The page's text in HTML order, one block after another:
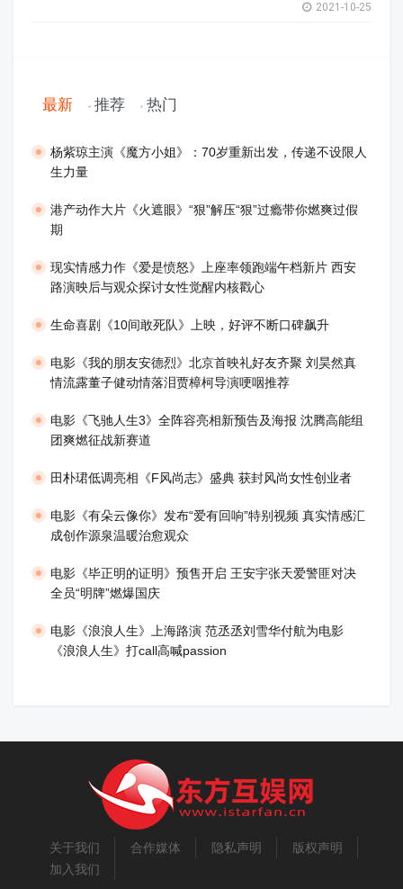
2021-10-25
最新 推荐 热门
​杨紫琼主演《魔方小姐》：70岁重新出发，传递不设限人
生力量
港产动作大片《火遮眼》“狠”解压“狠”过瘾带你燃爽过假
期
现实情感力作《爱是愤怒》上座率领跑端午档新片 西安
路演映后与观众探讨女性觉醒内核戳心
生命喜剧《10间敢死队》上映，好评不断口碑飙升
​电影《我的朋友安德烈》北京首映礼好友齐聚 刘昊然真
情流露董子健动情落泪贾樟柯导演哽咽推荐
电影《飞驰人生3》全阵容亮相新预告及海报 沈腾高能组
团爽燃征战新赛道
田朴珺低调亮相《F风尚志》盛典 获封风尚女性创业者
电影《有朵云像你》发布“爱有回响”特别视频 真实情感汇
成创作源泉温暖治愈观众
​电影《毕正明的证明》预售开启 王安宇张天爱警匪对决
全员“明牌”燃爆国庆
​电影《浪浪人生》上海路演 范丞丞刘雪华付航为电影
《浪浪人生》打call高喊passion
关于我们 合作媒体 隐私声明
版权声明
加入我们